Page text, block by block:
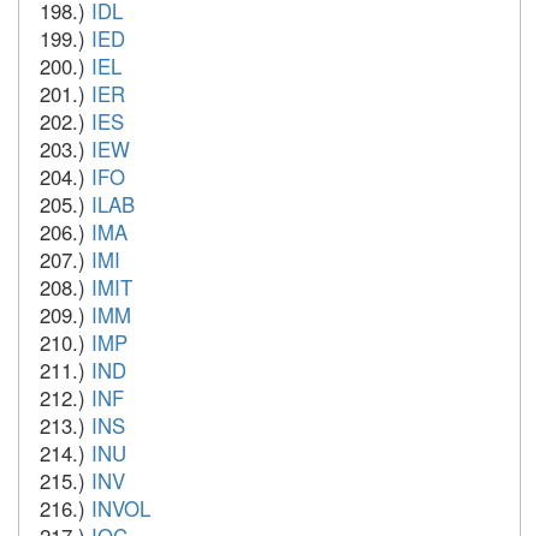
198.) IDL
199.) IED
200.) IEL
201.) IER
202.) IES
203.) IEW
204.) IFO
205.) ILAB
206.) IMA
207.) IMI
208.) IMIT
209.) IMM
210.) IMP
211.) IND
212.) INF
213.) INS
214.) INU
215.) INV
216.) INVOL